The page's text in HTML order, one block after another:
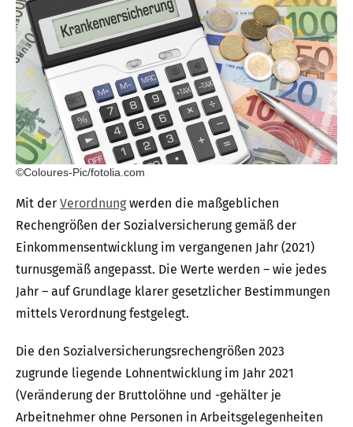
©Coloures-Pic/fotolia.com
Mit der Verordnungwerden die maßgeblichen
Rechengrößen der Sozialversicherung gemäß der
Einkommensentwicklung im vergangenen Jahr (2021)
turnusgemäß angepasst. Die Werte werden – wie jedes
Jahr – auf Grundlage klarer gesetzlicher Bestimmungen
mittels Verordnung festgelegt.
Die den Sozialversicherungsrechengrößen 2023
zugrunde liegende Lohnentwicklung im Jahr 2021
(Veränderung der Bruttolöhne und -gehälter je
Arbeitnehmer ohne Personen in Arbeitsgelegenheiten